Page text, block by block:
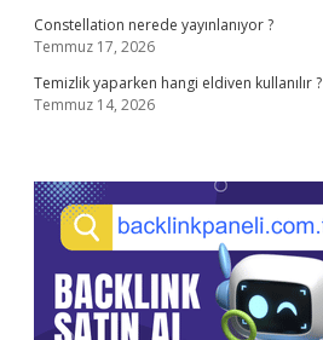
Constellation nerede yayınlanıyor ?
Temmuz 17, 2026
Temizlik yaparken hangi eldiven kullanılır ?
Temmuz 14, 2026